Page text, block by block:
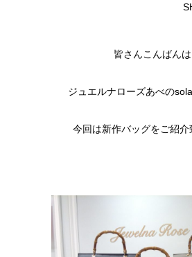
皆さんこんばん
ジュエルナローズあべの
今回は新作バッグをご紹